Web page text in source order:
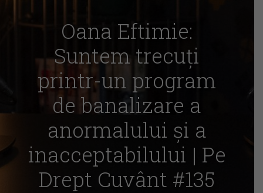
Oana Eftimie:
Suntem trecuți
printr-un program
de banalizare a
anormalului și a
inacceptabilului | Pe
Drept Cuvânt #135